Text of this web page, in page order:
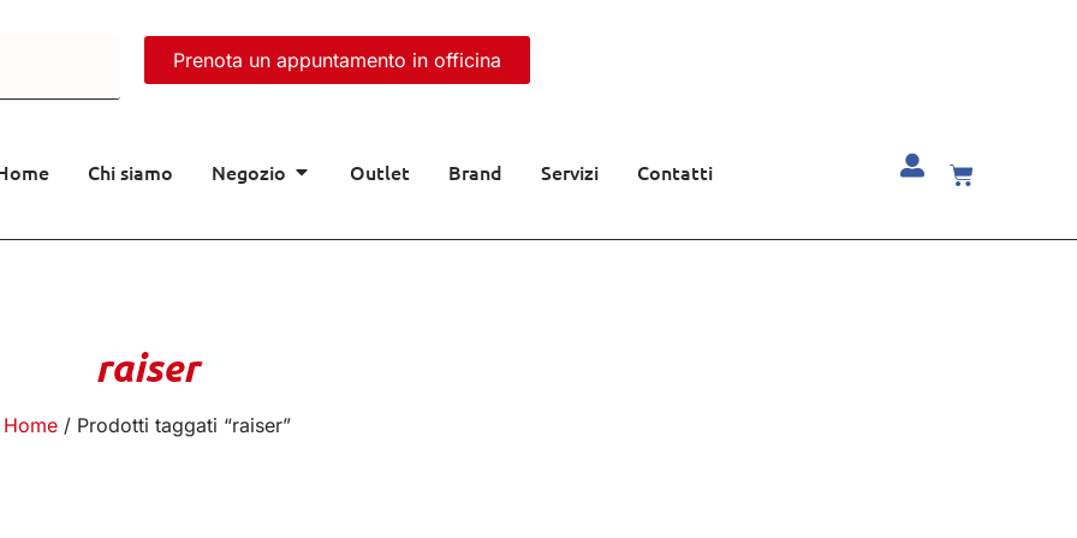
Prenota un appuntamento in officina
Chi siamo Negozio Outlet Brand Servizi Contatti
raiser
Home/ Prodotti taggati “raiser”